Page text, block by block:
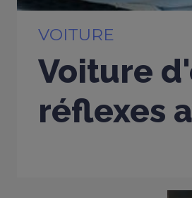
VOITURE
Voiture
réflexes